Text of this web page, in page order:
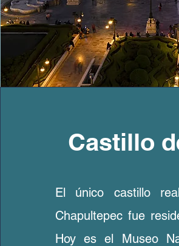
Castillo
El único castillo
Chapultepec fue
Hoy es el Museo